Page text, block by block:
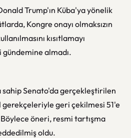
Trump'ın Küba'ya yönelik
Kongre onayı olmaksızın
kısıtlamayı
almadı.
Senato'da gerçekleştirilen
gerekçeleriyle geri çekilmesi 51'e
öneri, resmi tartışma
oldu.